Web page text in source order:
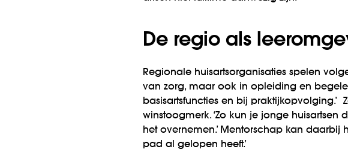
De regio als
Regionale huisartsorganisaties spelen
van zorg, maar ook in opleiding en
basisartsfuncties en bij praktijkopvolging.’
winstoogmerk. ‘Zo kun je jonge
het overnemen.’ Mentorschap kan daarbij
pad al gelopen heeft.’